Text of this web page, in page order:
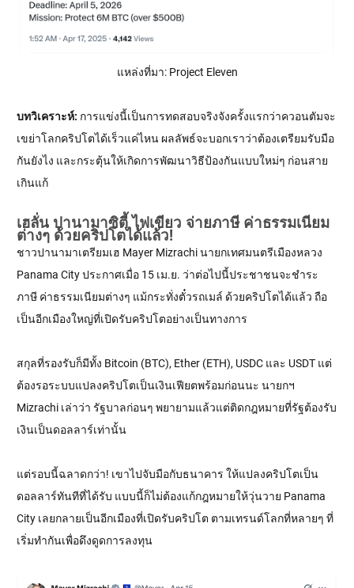
แหล่งที่มา: Project Eleven
บทวิเคราะห์: การแข่งนี้เป็นการทดสอบจริงจังครั้งแรกว่าควอนตัมจะ
เขย่าโลกคริปโตได้เร็วแค่ไหน ผลลัพธ์จะบอกเราว่าต้องเตรียมรับมือ
กันยังไง และกระตุ้นให้เกิดการพัฒนาวิธีป้องกันแบบใหม่ๆ ก่อนสาย
เกินแก้
เฮลั่น ปานามาซิตี้ ไฟเขียว จ่ายภาษี ค่าธรรมเนียม
ต่างๆ ด้วยคริปโตได้แล้ว!
ชาวปานามาเตรียมเฮ Mayer Mizrachi นายกเทศมนตรีเมืองหลวง
Panama City ประกาศเมื่อ 15 เม.ย. ว่าต่อไปนี้ประชาชนจะชำระ
ภาษี ค่าธรรมเนียมต่างๆ แม้กระทั่งตั๋วรถเมล์ ด้วยคริปโตได้แล้ว ถือ
เป็นอีกเมืองใหญ่ที่เปิดรับคริปโตอย่างเป็นทางการ
สกุลที่รองรับก็มีทั้ง Bitcoin (BTC), Ether (ETH), USDC และ USDT แต่
ต้องรอระบบแปลงคริปโตเป็นเงินเฟียตพร้อมก่อนนะ นายกฯ
Mizrachi เล่าว่า รัฐบาลก่อนๆ พยายามแล้วแต่ติดกฎหมายที่รัฐต้องรับ
เงินเป็นดอลลาร์เท่านั้น
แต่รอบนี้ฉลาดกว่า! เขาไปจับมือกับธนาคาร ให้แปลงคริปโตเป็น
ดอลลาร์ทันทีที่ได้รับ แบบนี้ก็ไม่ต้องแก้กฎหมายให้วุ่นวาย Panama
City เลยกลายเป็นอีกเมืองที่เปิดรับคริปโต ตามเทรนด์โลกที่หลายๆ ที่
เริ่มทำกันเพื่อดึงดูดการลงทุน